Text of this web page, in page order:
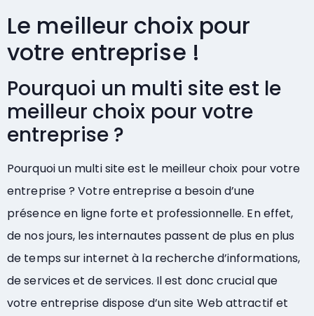
Le meilleur choix pour
votre entreprise !
Pourquoi un multi site est le
meilleur choix pour votre
entreprise ?
Pourquoi un multi site est le meilleur choix pour votre
entreprise ? Votre entreprise a besoin d’une
présence en ligne forte et professionnelle. En effet,
de nos jours, les internautes passent de plus en plus
de temps sur internet à la recherche d’informations,
de services et de services. Il est donc crucial que
votre entreprise dispose d’un site Web attractif et